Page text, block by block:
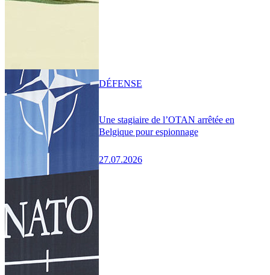
Une stagiaire de l’OTAN arrêtée en
Belgique pour espionnage
27.07.2026
DÉFENSE